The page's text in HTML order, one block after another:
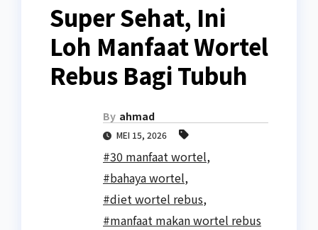
Super Sehat, Ini
Loh Manfaat Wortel
Rebus Bagi Tubuh
By ahmad
MEI 15, 2026
#30 manfaat wortel,
#bahaya wortel,
#diet wortel rebus,
#manfaat makan wortel rebus